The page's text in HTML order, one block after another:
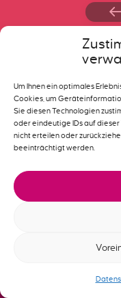
Um Ihnen ein optimales
Cookies, um
Sie diesen Technologien
oder eindeutige IDs auf
nicht erteilen oder
beeinträchtigt werden.